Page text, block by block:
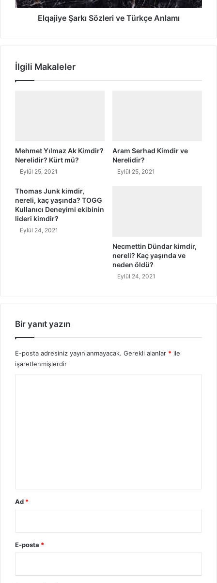
e
d
i
Ş
k
ı
T
ü
ç
e
A
n
Elqajiye Şarkı Sözleri ve Türkçe Anlamı
İlgili Makaleler
Mehmet Yılmaz Ak Kimdir?
Nerelidir? Kürt mü?
Eylül 25, 2021
Aram Serhad Kimdir ve
Nerelidir?
Eylül 25, 2021
Thomas Junk kimdir,
nereli, kaç yaşında? TOGG
Kullanıcı Deneyimi ekibinin
lideri kimdir?
Eylül 24, 2021
Necmettin Dündar kimdir,
nereli? Kaç yaşında ve
neden öldü?
Eylül 24, 2021
Bir yanıt yazın
E-posta adresiniz yayınlanmayacak. Gerekli alanlar * ile
işaretlenmişlerdir
Ad *
E-posta *